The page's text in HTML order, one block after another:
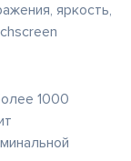
яркость,
1000